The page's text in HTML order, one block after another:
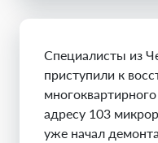
Специалисты из
приступили к
адресу 103
уже начал